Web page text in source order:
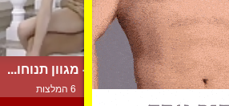
הקאמה סוטרה- מגוון תנוחו...
10506 צפיות 6 המלצות